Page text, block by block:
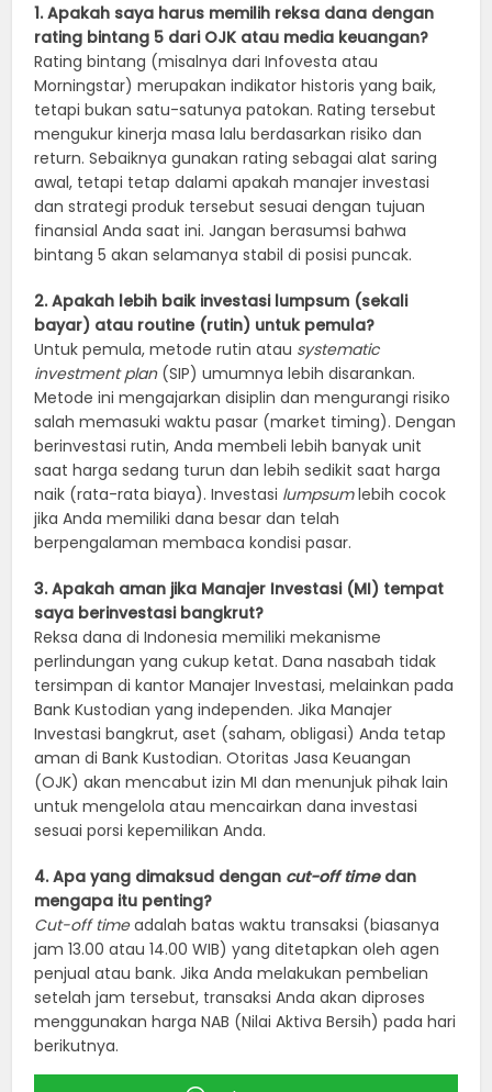
1. Apakah saya harus memilih reksa dana dengan
rating bintang 5 dari OJK atau media keuangan?
Rating bintang (misalnya dari Infovesta atau
Morningstar) merupakan indikator historis yang baik,
tetapi bukan satu-satunya patokan. Rating tersebut
mengukur kinerja masa lalu berdasarkan risiko dan
return. Sebaiknya gunakan rating sebagai alat saring
awal, tetapi tetap dalami apakah manajer investasi
dan strategi produk tersebut sesuai dengan tujuan
finansial Anda saat ini. Jangan berasumsi bahwa
bintang 5 akan selamanya stabil di posisi puncak.
2. Apakah lebih baik investasi lumpsum (sekali
bayar) atau routine (rutin) untuk pemula?
Untuk pemula, metode rutin atau systematic
investment plan(SIP) umumnya lebih disarankan.
Metode ini mengajarkan disiplin dan mengurangi risiko
salah memasuki waktu pasar (market timing). Dengan
berinvestasi rutin, Anda membeli lebih banyak unit
saat harga sedang turun dan lebih sedikit saat harga
naik (rata-rata biaya). Investasi lumpsumlebih cocok
jika Anda memiliki dana besar dan telah
berpengalaman membaca kondisi pasar.
3. Apakah aman jika Manajer Investasi (MI) tempat
saya berinvestasi bangkrut?
Reksa dana di Indonesia memiliki mekanisme
perlindungan yang cukup ketat. Dana nasabah tidak
tersimpan di kantor Manajer Investasi, melainkan pada
Bank Kustodian yang independen. Jika Manajer
Investasi bangkrut, aset (saham, obligasi) Anda tetap
aman di Bank Kustodian. Otoritas Jasa Keuangan
(OJK) akan mencabut izin MI dan menunjuk pihak lain
untuk mengelola atau mencairkan dana investasi
sesuai porsi kepemilikan Anda.
4. Apa yang dimaksud dengan cut-off timedan
mengapa itu penting?
Cut-off timeadalah batas waktu transaksi (biasanya
jam 13.00 atau 14.00 WIB) yang ditetapkan oleh agen
penjual atau bank. Jika Anda melakukan pembelian
setelah jam tersebut, transaksi Anda akan diproses
menggunakan harga NAB (Nilai Aktiva Bersih) pada hari
berikutnya.